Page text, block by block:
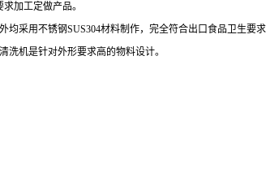
加工定做产品。
采用不锈钢SUS304材料制作，完全符合出口食品卫生要
机是针对外形要求高的物料设计。